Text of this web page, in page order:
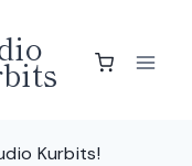
Kurbits!